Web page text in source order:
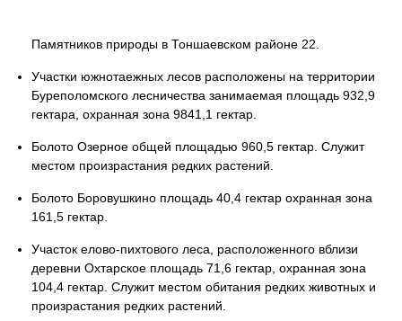
Памятников природы в Тоншаевском районе 22.
Участки южнотаежных лесов расположены на территории
Буреполомского лесничества занимаемая площадь 932,9
гектара, охранная зона 9841,1 гектар.
Болото Озерное общей площадью 960,5 гектар. Служит
местом произрастания редких растений.
Болото Боровушкино площадь 40,4 гектар охранная зона
161,5 гектар.
Участок елово-пихтового леса, расположенного вблизи
деревни Охтарское площадь 71,6 гектар, охранная зона
104,4 гектар. Служит местом обитания редких животных и
произрастания редких растений.